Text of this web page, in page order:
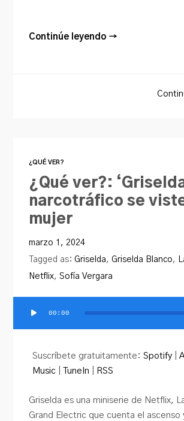
Continúe leyendo →
¿QUÉ VER?
¿Qué ver?:
narcotráfico se
mujer
marzo 1, 2024
Tagged as:Griselda,Griselda Blanco,
Netflix,Sofía Vergara
Reproductor
00:00
Suscríbete gratuitamente:Spotify |
Music |TuneIn RSS
Griselda es una miniserie de Netflix,
Grand Electric que cuenta el ascenso